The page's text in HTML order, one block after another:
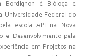
é Bióloga e
Universidade Federal do
escola API na Nova
e Desenvolvimento pela
em Projetos na